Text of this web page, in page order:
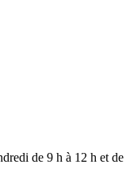
de 9 h à 12 h et de